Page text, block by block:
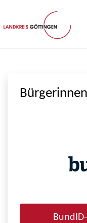
Zum Hauptinhalt springen